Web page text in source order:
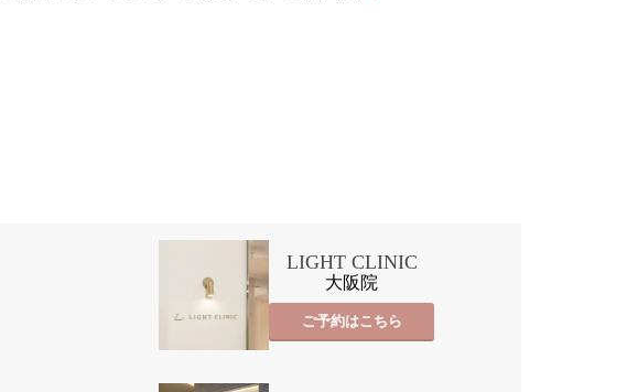
LIGHT CLINIC
大阪院
ご予約はこちら